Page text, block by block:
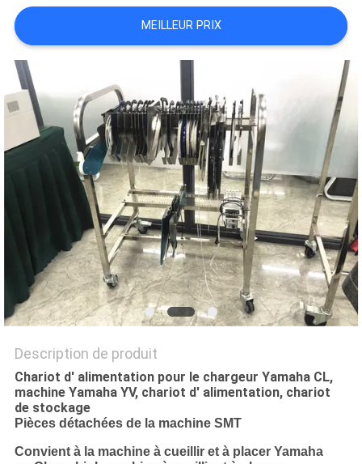
LINE
CARTE
DU
SITE
POLITIQUE
CONFIDENTIALITÉ
MEILLEUR PRIX
Description de produit
Chariot d' alimentation pour le chargeur Yamaha CL,
machine Yamaha YV, chariot d' alimentation, chariot
de stockage
Pièces détachées de la machine SMT
Convient à la machine à cueillir et à placer Yamaha